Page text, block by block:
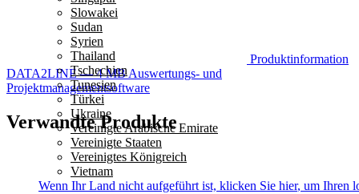
Slowakei
Sudan
Syrien
Thailand
Tschechien
Tunesien
Türkei
Ukraine
Vereinigte Arabische Emirate
Vereinigte Staaten
Vereinigtes Königreich
Vietnam
Wenn Ihr Land nicht aufgeführt ist, klicken Sie hier, um Ihren
Produktinformation
DATA2LINE — 4 MBAuswertungs- und
Projektmanagementsoftware
Verwandte Produkte